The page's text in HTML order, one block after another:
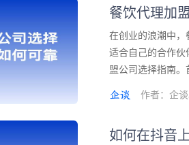
餐饮代理加
在创业的浪潮中
适合自己的合作
盟公司选择指南
作者：企
如何在抖音